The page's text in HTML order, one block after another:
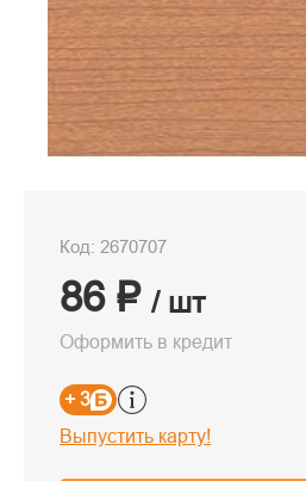
Код: 2670707
86 ₽ / шт
Оформить в кредит
+ 3
Выпустить карту!